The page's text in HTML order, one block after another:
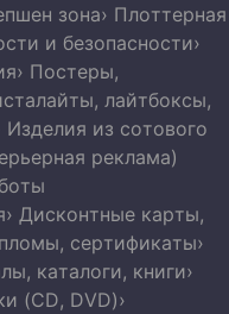
зона› Плоттерная
и безопасности›
› Постеры,
лайтбоксы,
Изделия из сотового
реклама)
› Дисконтные карты,
сертификаты›
каталоги, книги›
(CD, DVD)›